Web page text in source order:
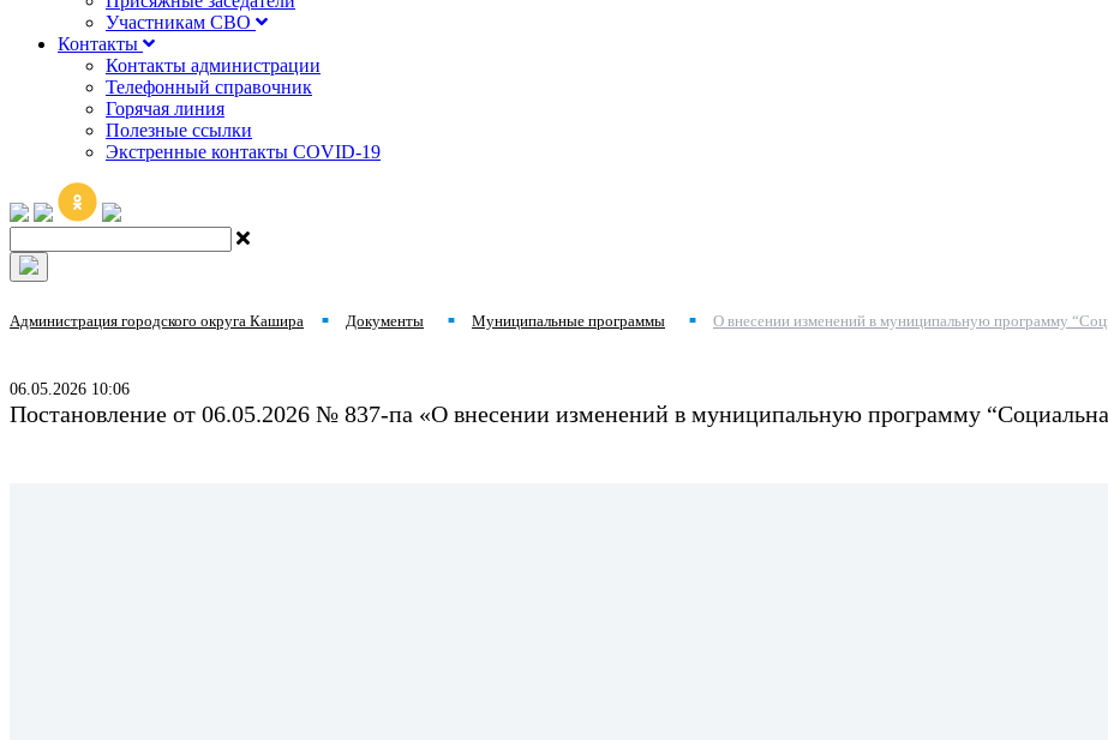
Участникам СВО
Контакты
Контакты администрации
Телефонный справочник
Горячая линия
Полезные ссылки
Экстренные контакты COVID-19
Администрация городского округа Кашира ■ Документы ■ Муниципальные программы ■ О внесении изменений в муниципальную программу
06.05.2026 10:06
Постановление от 06.05.2026 № 837-па «О внесении изменений в муниципальную программу